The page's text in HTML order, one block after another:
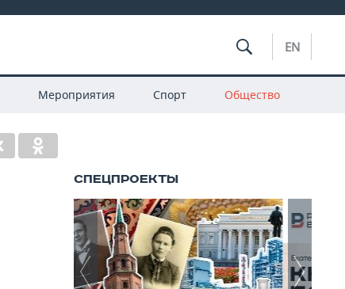
EN
Мероприятия Спорт Общество